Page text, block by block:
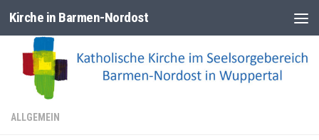
Zum Inhalt springen
Kirche in Barmen-Nordost
ALLGEMEIN